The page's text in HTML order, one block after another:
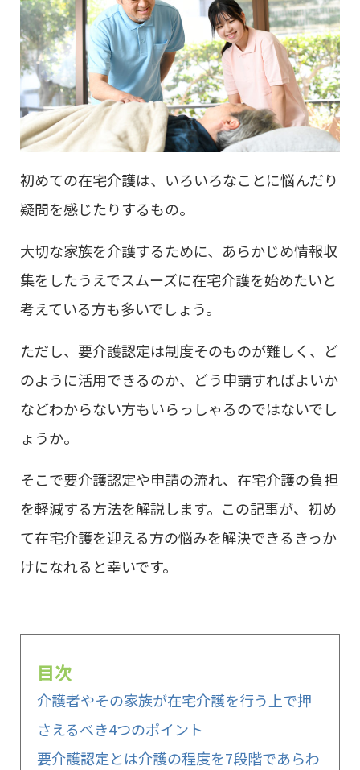
初めての在宅介護は、いろいろなことに悩んだり
疑問を感じたりするもの。
大切な家族を介護するために、あらかじめ情報収
集をしたうえでスムーズに在宅介護を始めたいと
考えている方も多いでしょう。
ただし、要介護認定は制度そのものが難しく、ど
のように活用できるのか、どう申請すればよいか
などわからない方もいらっしゃるのではないでし
ょうか。
そこで要介護認定や申請の流れ、在宅介護の負担
を軽減する方法を解説します。この記事が、初め
て在宅介護を迎える方の悩みを解決できるきっか
けになれると幸いです。
目次
介護者やその家族が在宅介護を行う上で押
さえるべき4つのポイント
要介護認定とは介護の程度を7段階であらわ